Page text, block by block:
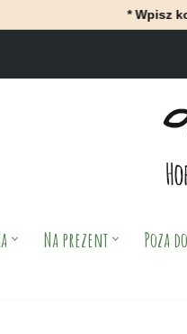
* Wpisz kod MAJ i
Na prezent Poza